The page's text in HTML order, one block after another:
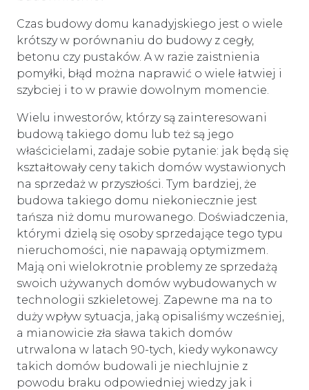
Czas budowy domu kanadyjskiego jest o wiele
krótszy w porównaniu do budowy z cegły,
betonu czy pustaków. A w razie zaistnienia
pomyłki, błąd można naprawić o wiele łatwiej i
szybciej i to w prawie dowolnym momencie.
Wielu inwestorów, którzy są zainteresowani
budową takiego domu lub też są jego
właścicielami, zadaje sobie pytanie: jak będą się
kształtowały ceny takich domów wystawionych
na sprzedaż w przyszłości. Tym bardziej, że
budowa takiego domu niekoniecznie jest
tańsza niż domu murowanego. Doświadczenia,
którymi dzielą się osoby sprzedające tego typu
nieruchomości, nie napawają optymizmem.
Mają oni wielokrotnie problemy ze sprzedażą
swoich używanych domów wybudowanych w
technologii szkieletowej. Zapewne ma na to
duży wpływ sytuacja, jaką opisaliśmy wcześniej,
a mianowicie zła sława takich domów
utrwalona w latach 90-tych, kiedy wykonawcy
takich domów budowali je niechlujnie z
powodu braku odpowiedniej wiedzy jak i